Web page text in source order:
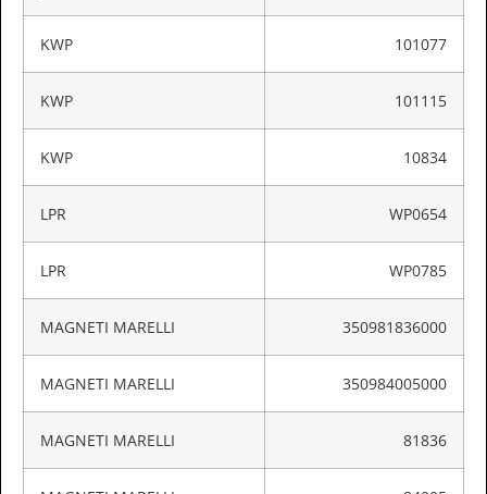
KWP 101077
KWP 101115
KWP 10834
LPR WP0654
LPR WP0785
MAGNETI MARELLI 350981836000
MAGNETI MARELLI 350984005000
MAGNETI MARELLI 81836